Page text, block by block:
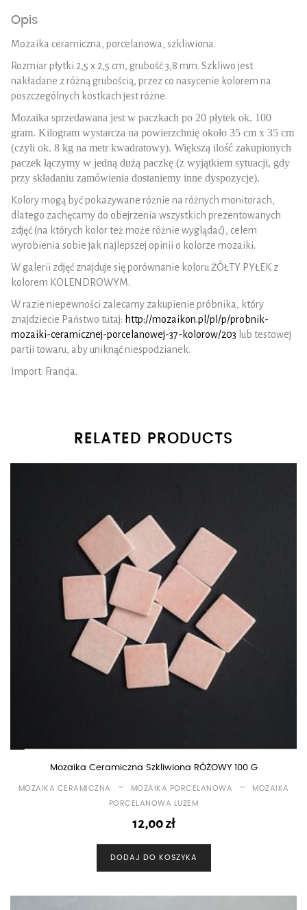
Opis
Mozaika ceramiczna, porcelanowa, szkliwiona.
Rozmiar płytki 2,5 x 2,5 cm, grubość 3,8 mm. Szkliwo jest
nakładane z różną grubością, przez co nasycenie kolorem na
poszczególnych kostkach jest różne.
Mozaika sprzedawana jest w paczkach po 20 płytek ok. 100
gram. Kilogram wystarcza na powierzchnię około 35 cm x 35 cm
(czyli ok. 8 kg na metr kwadratowy). Większą ilość zakupionych
paczek łączymy w jedną dużą paczkę (z wyjątkiem sytuacji, gdy
przy składaniu zamówienia dostaniemy inne dyspozycje).
Kolory mogą być pokazywane różnie na różnych monitorach,
dlatego zachęcamy do obejrzenia wszystkich prezentowanych
zdjęć (na których kolor też może różnie wyglądać), celem
wyrobienia sobie jak najlepszej opinii o kolorze mozaiki.
W galerii zdjęć znajduje się porównanie koloru ŻÓŁTY PYŁEK z
kolorem KOLENDROWYM.
W razie niepewności zalecamy zakupienie próbnika, który
znajdziecie Państwo tutaj: http://mozaikon.pl/pl/p/probnik-
mozaiki-ceramicznej-porcelanowej-37-kolorow/203 lub testowej
partii towaru, aby uniknąć niespodzianek.
Import: Francja.
RELATED PRODUCTS
Mozaika Ceramiczna Szkliwiona RÓŻOWY 100 G
MOZAIKA CERAMICZNA - MOZAIKA PORCELANOWA -
MOZAIKA
PORCELANOWA LUZEM
12,00zł
DODAJ DO KOSZYKA